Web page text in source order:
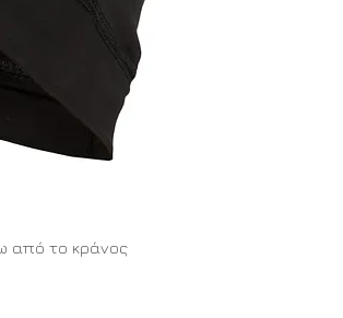
από το κράνος